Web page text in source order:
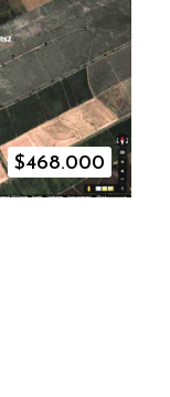
$468.000